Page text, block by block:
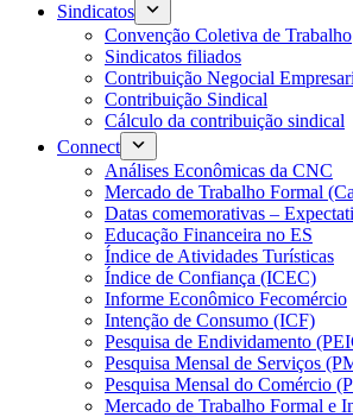
Sindicatos
Convenção Coletiva de Trabalho
Sindicatos filiados
Contribuição Negocial
Contribuição Sindical
Cálculo da contribuição sindical
Connect
Análises Econômicas da CNC
Mercado de Trabalho Formal
Datas comemorativas –
Educação Financeira no ES
Índice de Atividades Turísticas
Índice de Confiança (ICEC)
Informe Econômico Fecomércio
Intenção de Consumo (ICF)
Pesquisa de Endividamento
Pesquisa Mensal de Serviços
Pesquisa Mensal do Comércio
Mercado de Trabalho Formal e